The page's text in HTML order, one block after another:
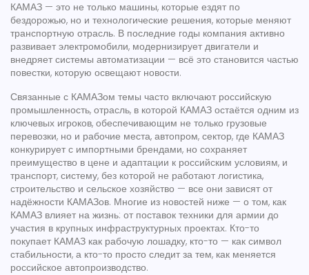
КАМАЗ — это не только машины, которые ездят по
бездорожью, но и технологические решения, которые меняют
транспортную отрасль. В последние годы компания активно
развивает электромобили, модернизирует двигатели и
внедряет системы автоматизации — всё это становится частью
повестки, которую освещают новости.
Связанные с КАМАЗом темы часто включают российскую
промышленность, отрасль, в которой КАМАЗ остаётся одним из
ключевых игроков, обеспечивающим не только грузовые
перевозки, но и рабочие места, автопром, сектор, где КАМАЗ
конкурирует с импортными брендами, но сохраняет
преимущество в цене и адаптации к российским условиям, и
транспорт, систему, без которой не работают логистика,
строительство и сельское хозяйство — все они зависят от
надёжности КАМАЗов. Многие из новостей ниже — о том, как
КАМАЗ влияет на жизнь: от поставок техники для армии до
участия в крупных инфраструктурных проектах. Кто-то
покупает КАМАЗ как рабочую лошадку, кто-то — как символ
стабильности, а кто-то просто следит за тем, как меняется
российское автопроизводство.